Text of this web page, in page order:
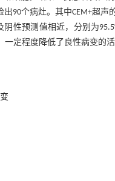
90个病灶。其中CEM+超声
性预测值相近，分别为
一定程度降低了良性病变的